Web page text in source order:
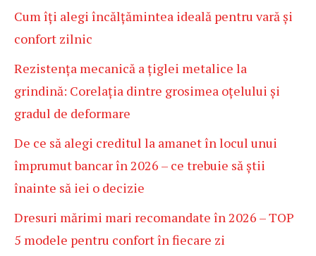
Cum îți alegi încălțămintea ideală pentru vară și
confort zilnic
Rezistența mecanică a țiglei metalice la
grindină: Corelația dintre grosimea oțelului și
gradul de deformare
De ce să alegi creditul la amanet în locul unui
împrumut bancar în 2026 – ce trebuie să știi
înainte să iei o decizie
Dresuri mărimi mari recomandate în 2026 – TOP
5 modele pentru confort în fiecare zi